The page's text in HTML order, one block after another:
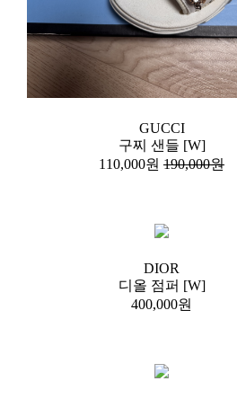
GUCCI
구찌 샌들 [W]
110,000원 190,000원
DIOR
디올 점퍼 [W]
400,000원